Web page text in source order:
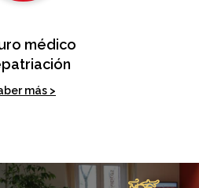
médico
más >